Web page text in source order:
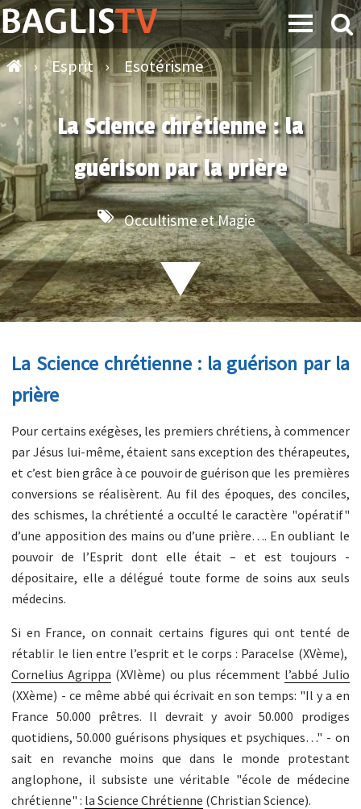
› Esprit › Esotérisme
La Science chrétienne : la
guérison par la prière
Occultisme et Magie
La Science chrétienne : la guérison par la
prière
Pour certains exégèses, les premiers chrétiens, à commencer
par Jésus lui-même, étaient sans exception des thérapeutes,
et c’est bien grâce à ce pouvoir de guérison que les premières
conversions se réalisèrent. Au fil des époques, des conciles,
des schismes, la chrétienté a occulté le caractère "opératif"
d’une apposition des mains ou d’une prière…. En oubliant le
pouvoir de l’Esprit dont elle était – et est toujours -
dépositaire, elle a délégué toute forme de soins aux seuls
médecins.
Si en France, on connait certains figures qui ont tenté de
rétablir le lien entre l’esprit et le corps : Paracelse (XVème),
Cornelius Agrippa (XVIème) ou plus récemment l’abbé Julio
(XXème) - ce même abbé qui écrivait en son temps: "Il y a en
France 50.000 prêtres. Il devrait y avoir 50.000 prodiges
quotidiens, 50.000 guérisons physiques et psychiques…" - on
sait en revanche moins que dans le monde protestant
anglophone, il subsiste une véritable "école de médecine
chrétienne" : la Science Chrétienne (Christian Science).